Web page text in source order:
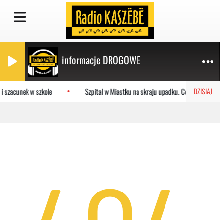
informacje DROGOWE
DZISIAJ
szacunek w szkole Szpital w Miastku na skraju upadku. Co czeka